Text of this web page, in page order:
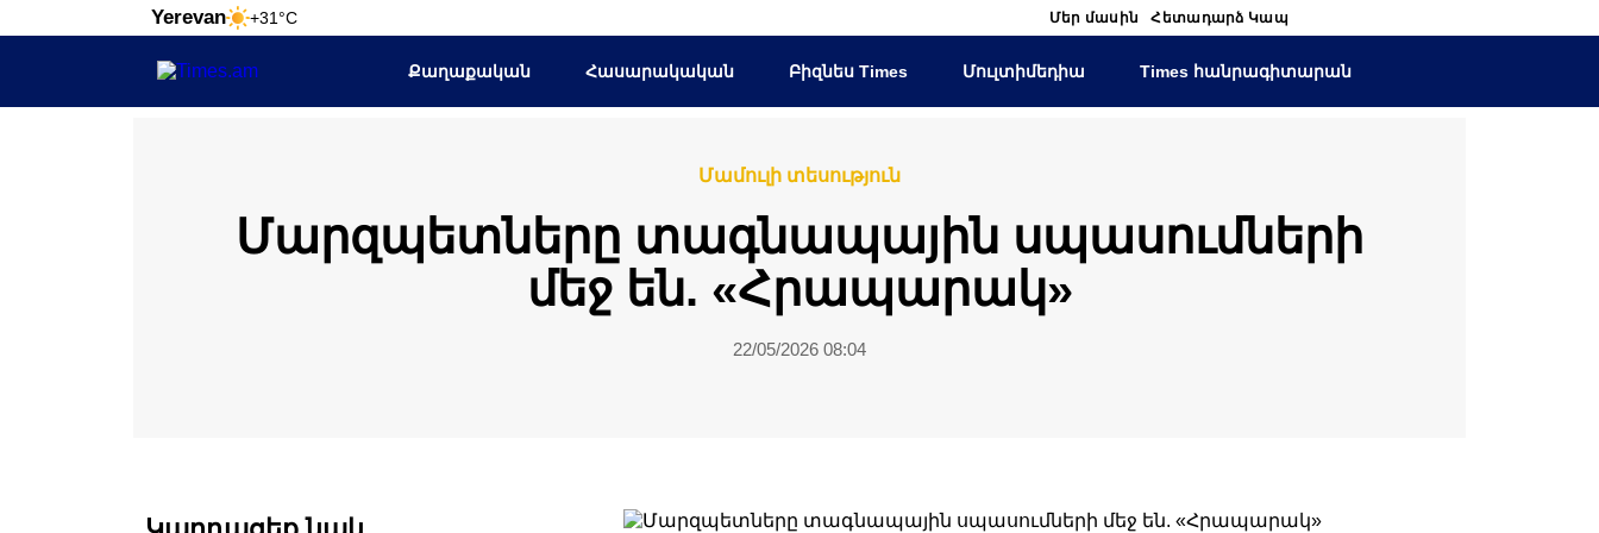
Yerevan +31°C Մեր մասին Հետադարձ Կապ
Քաղաքական Հասարակական Բիզնես Times Մուլտիմեդիա Times հանրագիտարան
Մամուլի տեսություն
Մարզպետները տագնապային սպասումների
մեջ են. «Հրապարակ»
22/05/2026 08:04